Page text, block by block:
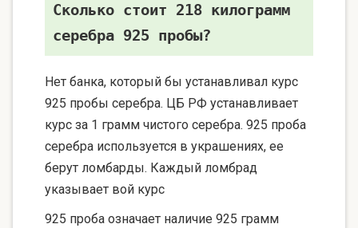
Сколько стоит 218 килограмм
серебра 925 пробы?
Нет банка, который бы устанавливал курс
925 пробы серебра. ЦБ РФ устанавливает
курс за 1 грамм чистого серебра. 925 проба
серебра используется в украшениях, ее
берут ломбарды. Каждый ломбрад
указывает вой курс
925 проба означает наличие 925 грамм